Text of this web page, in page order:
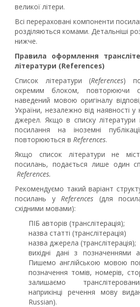
великої літери.
Всі перераховані компоненти
розділяються комами. Детальніші
нижче.
Правила оформлення
літератури (References)
Список літератури (References)
окремим блоком, повторюючи
наведений мовою оригіналу
України, незалежно від наявності
джерел. Якщо в списку
посилання на іноземні
повторюються в References.
Якщо список літератури не
посилань, подається лише один
References.
Рекомендуємо такий варіант
посилань у References (для
східними мовами):
ПІБ авторів (транслітерація);
назва статті (транслітерація)
назва джерела (транслітерація);
вихідні дані з позначеннями
Пишемо англійською мовою
позначення томів, номерів,
залишаємо
наприкінці речення мову
Russian).